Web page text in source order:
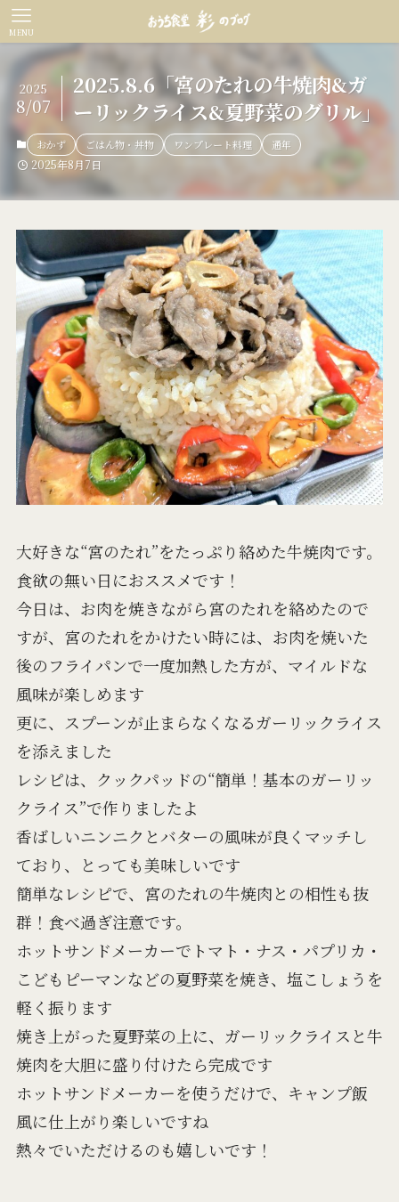
MENU
2025.8.6「宮のたれの牛焼肉&ガ
ーリックライス&夏野菜のグリル」
2025
8/07
おかず ごはん物・丼物 ワンプレート料理 通年
2025年8月7日
大好きな“宮のたれ”をたっぷり絡めた牛焼肉です。
食欲の無い日におススメです！
今日は、お肉を焼きながら宮のたれを絡めたので
すが、宮のたれをかけたい時には、お肉を焼いた
後のフライパンで一度加熱した方が、マイルドな
風味が楽しめます
更に、スプーンが止まらなくなるガーリックライス
を添えました
レシピは、クックパッドの“簡単！基本のガーリッ
クライス”で作りましたよ
香ばしいニンニクとバターの風味が良くマッチし
ており、とっても美味しいです
簡単なレシピで、宮のたれの牛焼肉との相性も抜
群！食べ過ぎ注意です。
ホットサンドメーカーでトマト・ナス・パプリカ・
こどもピーマンなどの夏野菜を焼き、塩こしょうを
軽く振ります
焼き上がった夏野菜の上に、ガーリックライスと牛
焼肉を大胆に盛り付けたら完成です
ホットサンドメーカーを使うだけで、キャンプ飯
風に仕上がり楽しいですね
熱々でいただけるのも嬉しいです！